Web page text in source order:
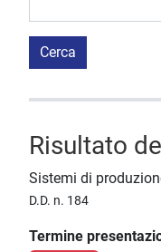
Cerca
Risultato
Sistemi di
D.D. n. 184
Termine